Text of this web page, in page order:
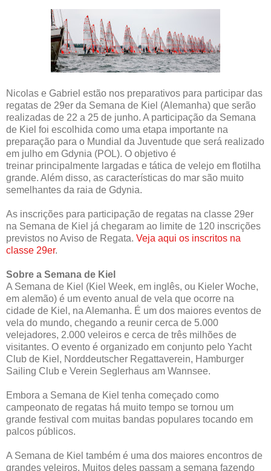
Nicolas e Gabriel estão nos preparativos para participar das
regatas de 29er da Semana de Kiel (Alemanha) que serão
realizadas de 22 a 25 de junho. A participação da Semana
de Kiel foi escolhida como uma etapa importante na
preparação para o Mundial da Juventude que será realizado
em julho em Gdynia (POL). O objetivo é
treinar principalmente largadas e tática de velejo em flotilha
grande. Além disso, as características do mar são muito
semelhantes da raia de Gdynia.
As inscrições para participação de regatas na classe 29er
na Semana de Kiel já chegaram ao limite de 120 inscrições
previstos no Aviso de Regata. Veja aqui os inscritos na
classe 29er.
Sobre a Semana de Kiel
A Semana de Kiel (Kiel Week, em inglês, ou Kieler Woche,
em alemão) é um evento anual de vela que ocorre na
cidade de Kiel, na Alemanha. É um dos maiores eventos de
vela do mundo, chegando a reunir cerca de 5.000
velejadores, 2.000 veleiros e cerca de três milhões de
visitantes. O evento é organizado em conjunto pelo Yacht
Club de Kiel, Norddeutscher Regattaverein, Hamburger
Sailing Club e Verein Seglerhaus am Wannsee.
Embora a Semana de Kiel tenha começado como
campeonato de regatas há muito tempo se tornou um
grande festival com muitas bandas populares tocando em
palcos públicos.
A Semana de Kiel também é uma dos maiores encontros de
grandes veleiros. Muitos deles passam a semana fazendo